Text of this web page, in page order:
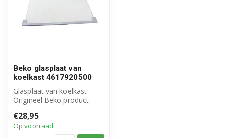
Beko glasplaat van
koelkast 4617920500
Glasplaat van koelkast
Origineel Beko product
4617920500
€28,95
Op voorraad